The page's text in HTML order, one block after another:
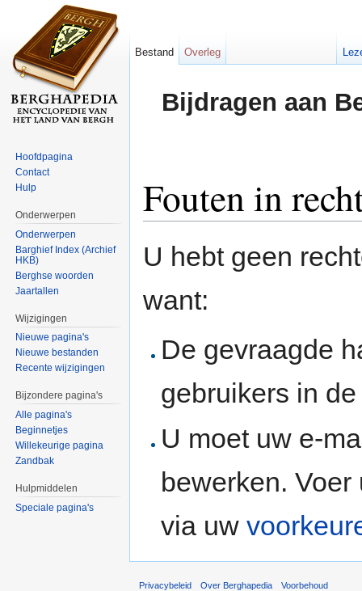
Bijdragen aan
Fouten in
U hebt geen
want:
De gevraagde
gebruikers in
U moet uw e-
bewerken.
via uw
Bestand Overleg
Hoofdpagina
Contact
Hulp
Onderwerpen
Onderwerpen
Barghief Index (Archief
HKB)
Berghse woorden
Jaartallen
Wijzigingen
Nieuwe pagina's
Nieuwe bestanden
Recente wijzigingen
Bijzondere pagina's
Alle pagina's
Beginnetjes
Willekeurige pagina
Zandbak
Hulpmiddelen
Speciale pagina's
Privacybeleid Over Berghapedia Voorbehoud